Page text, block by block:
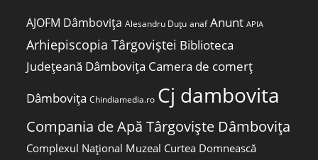
AJOFM Dâmbovița Alesandru Duțu anaf Anunt APIA
Arhiepiscopia Târgoviștei Biblioteca
Județeană Dâmbovița Camera de comerț
Dâmbovița Chindiamedia.ro Cj dambovita
Compania de Apă Târgoviște Dâmbovița
Complexul Național Muzeal Curtea Domnească